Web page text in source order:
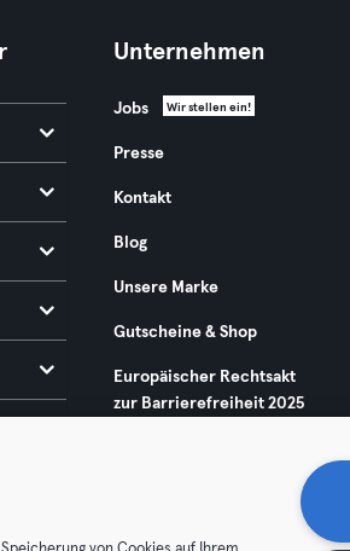
Unternehmen
Jobs Wir stellen ein!
Presse
Kontakt
Blog
Unsere Marke
Gutscheine & Shop
Europäischer Rechtsakt
zur Barrierefreiheit 2025